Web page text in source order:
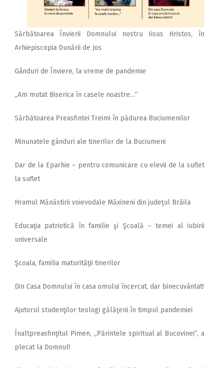
Sărbătoarea Învierii Domnului nostru Iisus Hristos, în
Arhiepiscopia Dunării de Jos
Gânduri de Înviere, la vreme de pandemie
„Am mutat Biserica în casele noastre…“
Sărbătoarea Preasfintei Treimi în pădurea Buciumenilor
Minunatele gânduri ale tinerilor de la Buciumeni
Dar de la Eparhie – pentru comunicare cu elevii de la suflet
la suflet
Hramul Mănăstirii voievodale Măxineni din judeţul Brăila
Educaţia patriotică în familie şi Şcoală – temei al iubirii
universale
Şcoala, familia maturităţii tinerilor
Din Casa Domnului în casa omului încercat, dar binecuvântat!
Ajutorul studenţilor teologi gălăţeni în timpul pandemiei
Înaltpreasfinţitul Pimen, „Părintele spiritual al Bucovinei“, a
plecat la Domnul!